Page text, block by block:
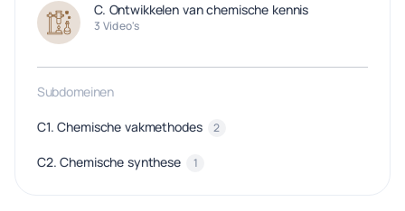
C. Ontwikkelen van chemische kennis
3 Video's
Subdomeinen
C1. Chemische vakmethodes 2
C2. Chemische synthese 1